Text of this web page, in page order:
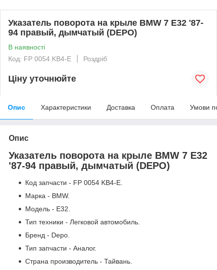
Указатель поворота на крыле BMW 7 E32 '87-
94 правый, дымчатый (DEPO)
В наявності
Код: FP 0054 KB4-E
Роздріб
Ціну уточнюйте
Опис Характеристики Доставка Оплата Умови
Опис
Указатель поворота на крыле BMW 7 E32
'87-94 правый, дымчатый (DEPO)
Код запчасти - FP 0054 KB4-E.
Марка - BMW.
Модель - E32.
Тип техники - Легковой автомобиль.
Бренд - Depo.
Тип запчасти - Аналог.
Страна производитель - Тайвань.